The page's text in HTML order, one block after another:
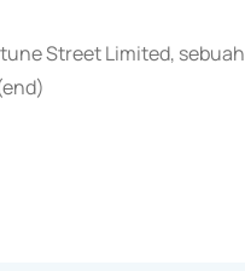
Street Limited, sebuah